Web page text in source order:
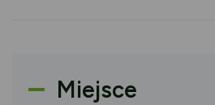
Miejsce